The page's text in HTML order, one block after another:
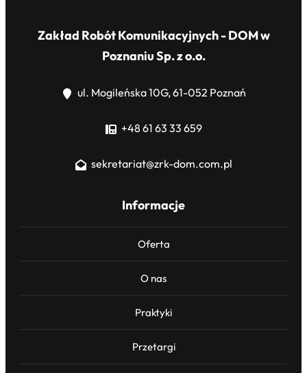
Zakład Robót Komunikacyjnych - DOM w
Poznaniu Sp. z o.o.
ul. Mogileńska 10G, 61-052 Poznań
+48 61 63 33 659
sekretariat@zrk-dom.com.pl
Informacje
Oferta
O nas
Praktyki
Przetargi